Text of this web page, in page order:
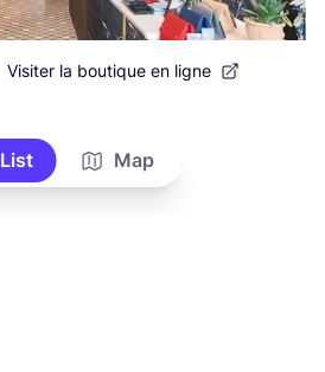
Visiter la boutique en ligne
List Map